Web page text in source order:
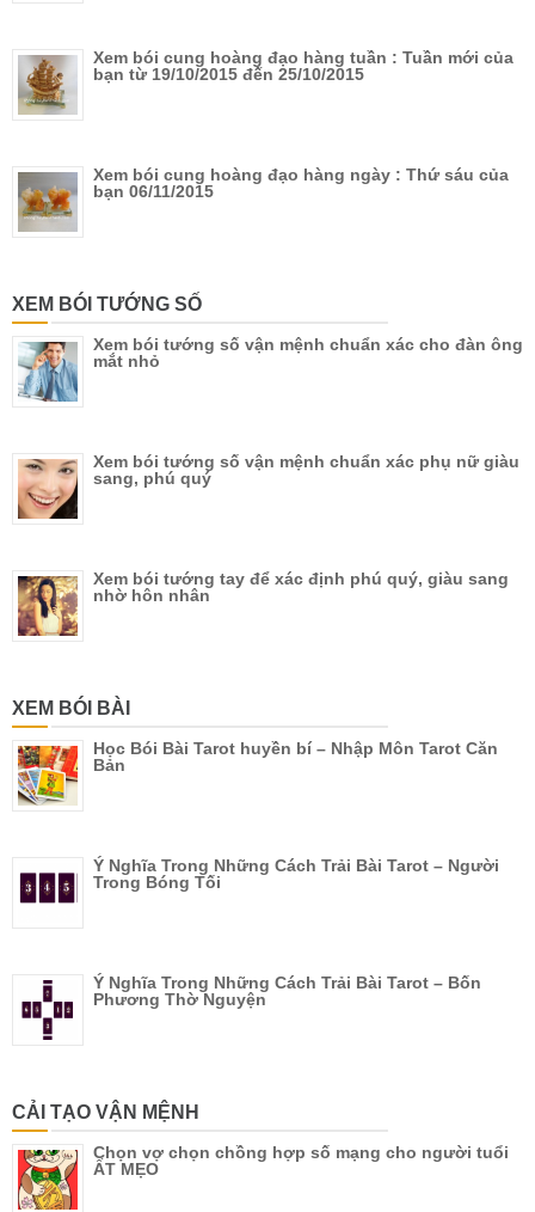
Xem bói cung hoàng đạo hàng tuần : Tuần mới của
bạn từ 19/10/2015 đến 25/10/2015
Xem bói cung hoàng đạo hàng ngày : Thứ sáu của
bạn 06/11/2015
XEM BÓI TƯỚNG SỐ
Xem bói tướng số vận mệnh chuẩn xác cho đàn ông
mắt nhỏ
Xem bói tướng số vận mệnh chuẩn xác phụ nữ giàu
sang, phú quý
Xem bói tướng tay để xác định phú quý, giàu sang
nhờ hôn nhân
XEM BÓI BÀI
Học Bói Bài Tarot huyền bí – Nhập Môn Tarot Căn
Bản
Ý Nghĩa Trong Những Cách Trải Bài Tarot – Người
Trong Bóng Tối
Ý Nghĩa Trong Những Cách Trải Bài Tarot – Bốn
Phương Thờ Nguyện
CẢI TẠO VẬN MỆNH
Chọn vợ chọn chồng hợp số mạng cho người tuổi
ẤT MẸO